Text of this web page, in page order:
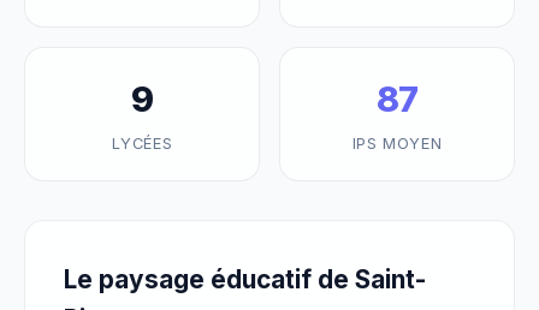
9
LYCÉES
87
IPS MOYEN
Le paysage éducatif de Saint-